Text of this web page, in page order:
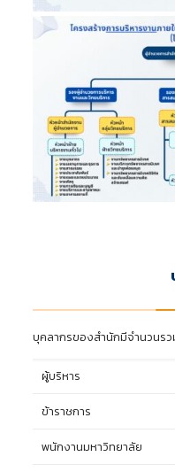
บุคลากรของสำนักมีจำนวนรว
ผู้บริหาร
ข้าราชการ
พนักงานมหาวิทยาลัย